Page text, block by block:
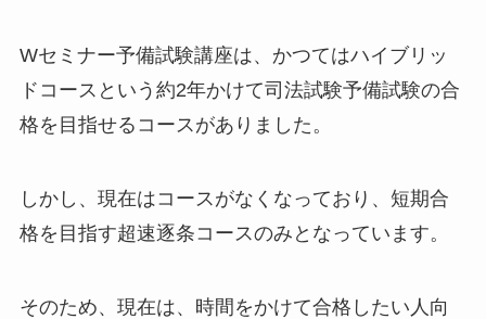
Wセミナー予備試験講座は、かつてはハイブリッ
ドコースという約2年かけて司法試験予備試験の合
格を目指せるコースがありました。
しかし、現在はコースがなくなっており、短期合
格を目指す超速逐条コースのみとなっています。
そのため、現在は、時間をかけて合格したい人向